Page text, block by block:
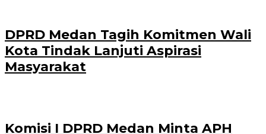
DPRD Medan Tagih Komitmen Wali
Kota Tindak Lanjuti Aspirasi
Masyarakat
Komisi I DPRD Medan Minta APH